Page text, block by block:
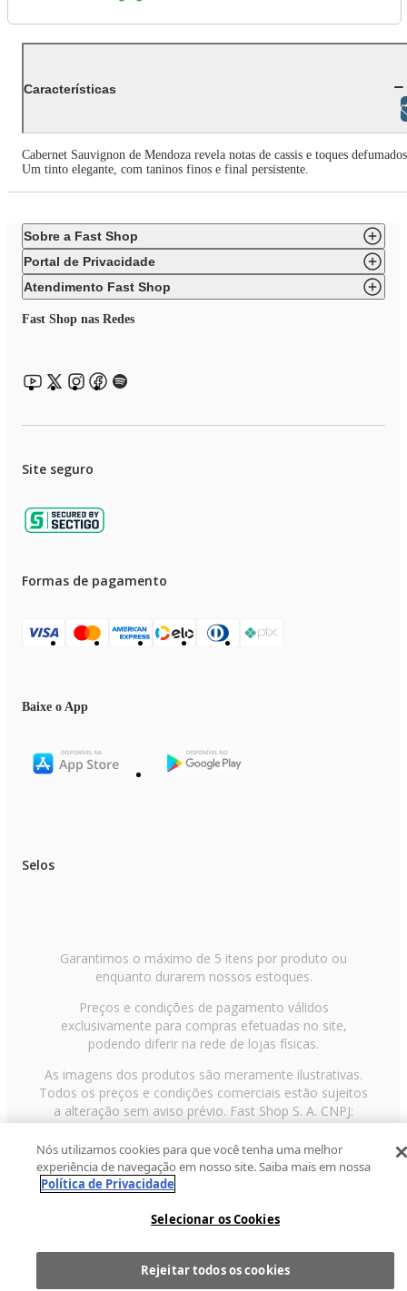
Características
Cabernet Sauvignon de Mendoza revela notas de cassis e toques
Um tinto elegante, com taninos finos e final persistente.
Sobre a Fast Shop
Portal de Privacidade
Atendimento Fast Shop
Fast Shop nas Redes
Site seguro
Formas de pagamento
Baixe o App
Selos
Garantimos o máximo de 5 itens por produto ou
enquanto durarem nossos estoques.
Preços e condições de pagamento válidos
exclusivamente para compras efetuadas no site,
podendo diferir na rede de lojas físicas.
As imagens dos produtos são meramente ilustrativas.
Todos os preços e condições comerciais estão sujeitos
a alteração sem aviso prévio. Fast Shop S. A. CNPJ:
43.708.379/0001-00
Avenida Zaki Narchi, nº 1650, sobreloja, Carandiru, São
Paulo/SP, CEP 02029-001, Telefone: 11 3003-3728 ©
2013 Fast Shop - Todos os direitos reservados
Nós utilizamos cookies para que você tenha uma melhor
experiência de navegação em nosso site. Saiba mais em nossa
Política de Privacidade
Selecionar os Cookies
Rejeitar todos os cookies